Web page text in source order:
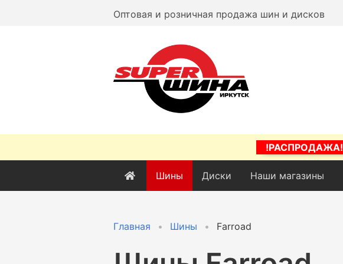
Оптовая и розничная продажа шин и дисков
!РАСПРОДАЖА!
Шины Диски Наши магазины
Главная Шины Farroad